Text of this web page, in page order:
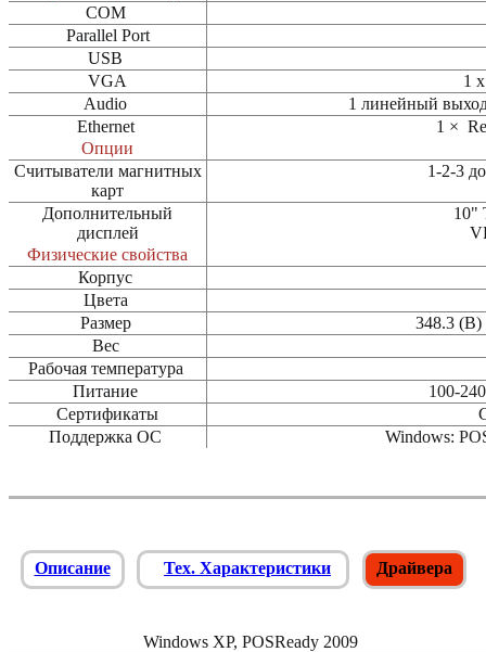
COM
Parallel Port
USB
VGA
1
Audio
1 линейный
Ethernet
1 ×
Опции
Считыватели магнитных
карт
1-2-3
Дополнительный
дисплей
10"
Физические свойства
Корпус
Цвета
Размер
348.3 (В)
Вес
Рабочая температура
Питание
100-
Сертификаты
Поддержка ОC
Windows:
Описание Тех. Характеристики Драйвера
Windows XP, POSReady 2009